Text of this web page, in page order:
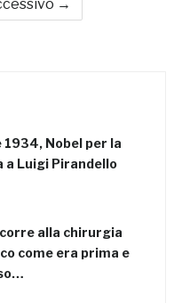
→
1934, Nobel per la
Luigi Pirandello
alla chirurgia
come era prima e